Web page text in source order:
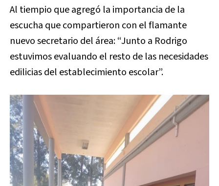
Al tiempio que agregó la importancia de la
escucha que compartieron con el flamante
nuevo secretario del área: “Junto a Rodrigo
estuvimos evaluando el resto de las necesidades
edilicias del establecimiento escolar”.